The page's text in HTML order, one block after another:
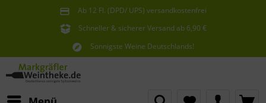
Ab 12 Fl. (DPD/ UPS) versandkostenfrei
innerhalb Deutschlands
Schneller & sicherer Versand ab 6,90 €
Sie erreichen uns unter der Tel: 07621 1685286
Sonnigste Weine Deutschlands!